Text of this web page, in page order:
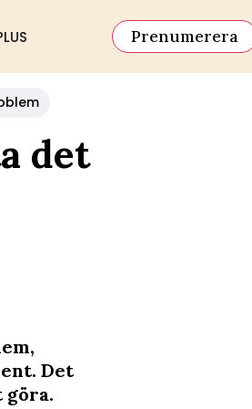
Prenumerera
det
Det